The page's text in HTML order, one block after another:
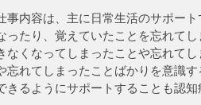
内容は、主に日常生活のサポー
ったり、覚えていたことを忘れて
くなってしまったことや忘れて
忘れてしまったことばかりを意識
るようにサポートすることも認知